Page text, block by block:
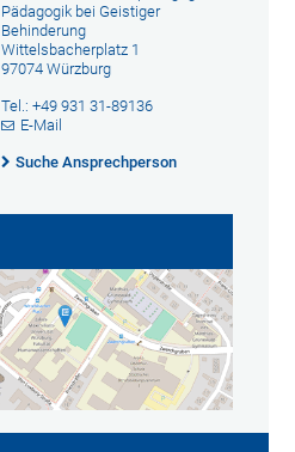
Pädagogik bei Geistiger
Behinderung
Wittelsbacherplatz 1
97074 Würzburg
Tel.: +49 931 31-89136
E-Mail
Suche Ansprechperson